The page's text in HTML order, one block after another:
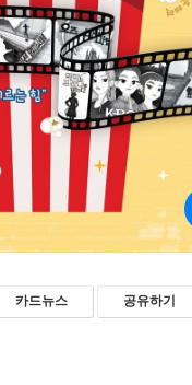
카드뉴스 공유하기